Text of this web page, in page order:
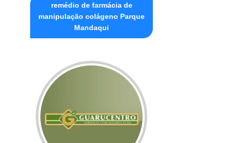
remédio de farmácia de
manipulação colágeno Parque
Mandaqui